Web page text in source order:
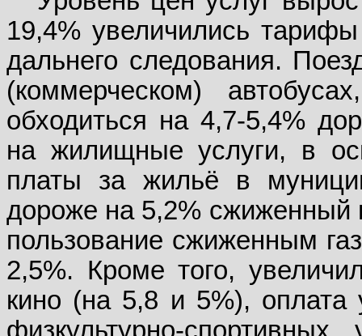
19,4% увеличились
дальнего следования.
(коммерческом)
обходиться на 4,7-5,4%
на жилищные услуги, в
платы за жильё в
дороже на 5,2% сжиженный
пользование сжиженным
2,5%. Кроме того,
кино (на 5,8 и 5%), оплата